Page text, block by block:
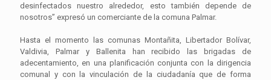
desinfectados nuestro alrededor, esto también depende de
nosotros” expresó un comerciante de la comuna Palmar.
Hasta el momento las comunas Montañita, Libertador Bolívar,
Valdivia, Palmar y Ballenita han recibido las brigadas de
adecentamiento, en una planificación conjunta con la dirigencia
comunal y con la vinculación de la ciudadanía que de forma